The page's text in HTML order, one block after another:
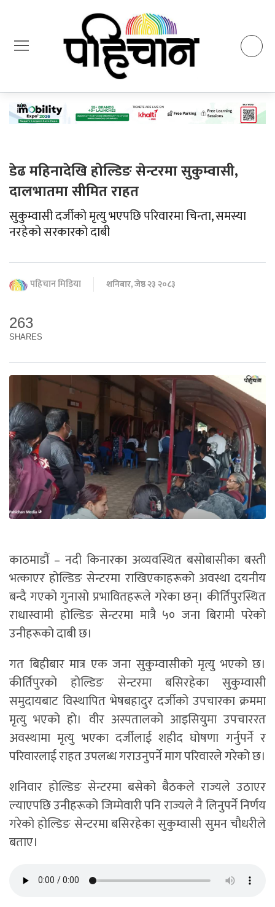
डेढ महिनादेखि होल्डिङ सेन्टरमा सुकुम्वासी,
दालभातमा सीमित राहत
सुकुम्वासी दर्जीको मृत्यु भएपछि परिवारमा चिन्ता, समस्या
नरहेको सरकारको दाबी
पहिचान मिडिया शनिबार, जेष्ठ २३ २०८३
263
SHARES
काठमाडौं – नदी किनारका अव्यवस्थित बसोबासीका बस्ती
भत्काएर होल्डिङ सेन्टरमा राखिएकाहरूको अवस्था दयनीय
बन्दै गएको गुनासो प्रभावितहरूले गरेका छन्। कीर्तिपुरस्थित
राधास्वामी होल्डिङ सेन्टरमा मात्रै ५० जना बिरामी परेको
उनीहरूको दाबी छ।
गत बिहीबार मात्र एक जना सुकुम्वासीको मृत्यु भएको छ।
कीर्तिपुरको होल्डिङ सेन्टरमा बसिरहेका सुकुम्वासी
समुदायबाट विस्थापित भेषबहादुर दर्जीको उपचारका क्रममा
मृत्यु भएको हो। वीर अस्पतालको आइसियुमा उपचाररत
अवस्थामा मृत्यु भएका दर्जीलाई शहीद घोषणा गर्नुपर्ने र
परिवारलाई राहत उपलब्ध गराउनुपर्ने माग परिवारले गरेको छ।
शनिवार होल्डिङ सेन्टरमा बसेको बैठकले राज्यले उठाएर
ल्याएपछि उनीहरूको जिम्मेवारी पनि राज्यले नै लिनुपर्ने निर्णय
गरेको होल्डिङ सेन्टरमा बसिरहेका सुकुम्वासी सुमन चौधरीले
बताए।